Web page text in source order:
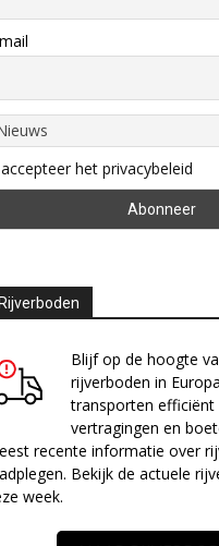
het privacybeleid
Rijverboden
Blijf op de hoogte
rijverboden in
transporten
vertragingen en
recente informatie over
Bekijk de actuele
week.